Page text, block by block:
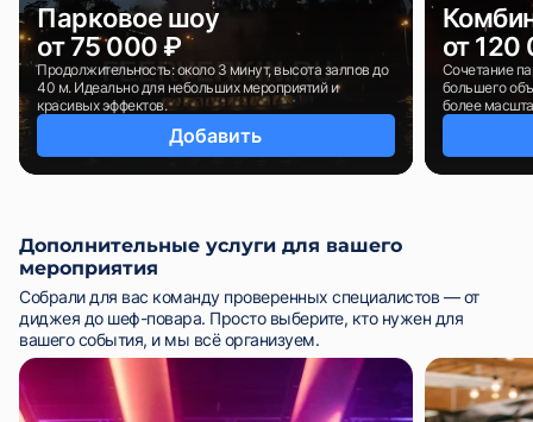
Парковое шоу
от 75 000 ₽
Продолжительность: около 3 минут, высота залпов до
40 м. Идеально для небольших мероприятий и
красивых эффектов.
Добавить
от
Сочетание
большего
более
Дополнительные услуги для вашего
мероприятия
Собрали для вас команду проверенных специалистов — от
диджея до шеф-повара. Просто выберите, кто нужен для
вашего события, и мы всё организуем.